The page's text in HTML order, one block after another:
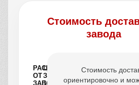
Стоимость
завода
РАССТОЯНИЕ
ОТ
ЗАВОДА,
ЦЕНА
ЗА
1
Стоимость
ориентировочно и